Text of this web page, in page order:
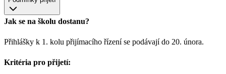
Jak se na školu dostanu?
Přihlášky k 1. kolu přijímacího řízení se podávají do 20. února.
Kritéria pro přijetí: